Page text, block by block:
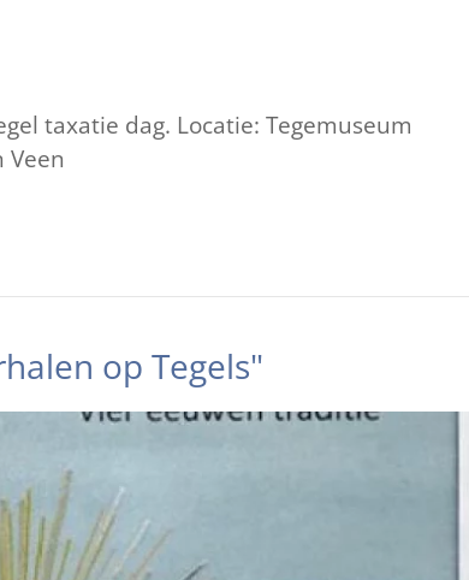
taxatie dag. Locatie: Tegemuseum
Veen
op Tegels"